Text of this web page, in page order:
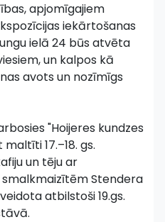
apjomīgajiem
iekārtošanas
ielā 24 būs atvēta
un kalpos kā
avots un nozīmīgs
"Hoijeres kundzes
17.–18. gs.
un tēju ar
Stendera
atbilstoši 19.gs.